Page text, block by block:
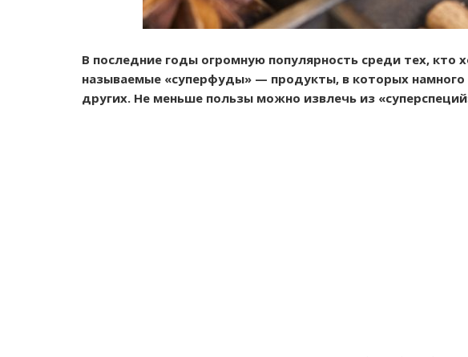
В последние годы огромную популярность среди тех, кто
называемые «суперфуды» — продукты, в которых
других. Не меньше пользы можно извлечь из